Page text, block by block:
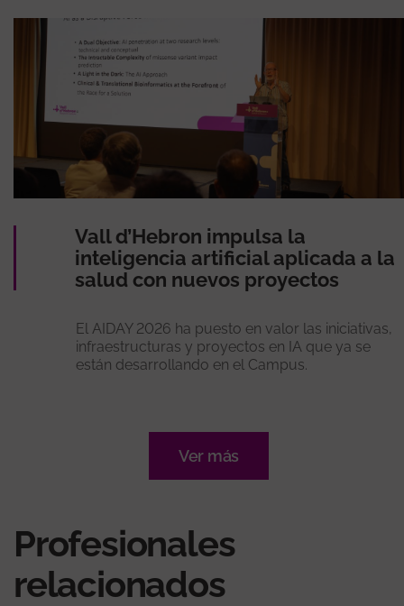
Vall d’Hebron impulsa la
inteligencia artificial aplicada a la
salud con nuevos proyectos
El AIDAY 2026 ha puesto en valor las iniciativas,
infraestructuras y proyectos en IA que ya se
están desarrollando en el Campus.
Ver más
Profesionales
relacionados